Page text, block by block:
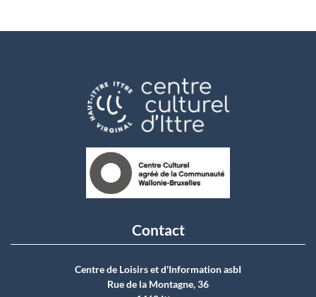
Contact
Centre de Loisirs et d'Information asbI
Rue de la Montagne, 36